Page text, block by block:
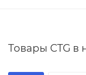
Товары CTG